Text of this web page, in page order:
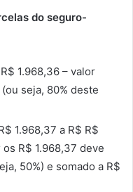
do seguro-
1.968,36 – valor
seja, 80% deste
1.968,37 a R$ R$
R$ 1.968,37 deve
50%) e somado a R$